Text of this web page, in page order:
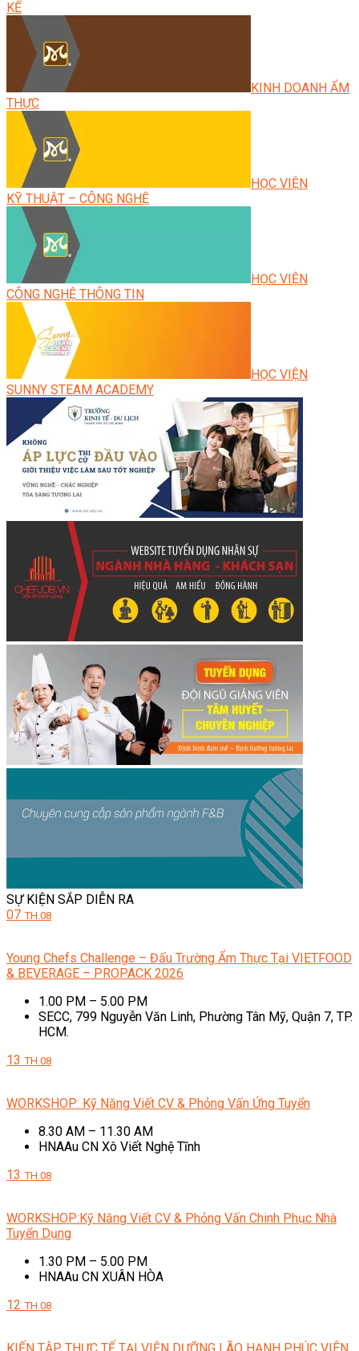
KẾ
KINH DOANH ẨM
THỰC
HỌC VIỆN
KỸ THUẬT – CÔNG NGHỆ
HỌC VIỆN
CÔNG NGHỆ THÔNG TIN
HỌC VIỆN
SUNNY STEAM ACADEMY
SỰ KIỆN SẮP DIỄN RA
07 TH.08
Young Chefs Challenge – Đấu Trường Ẩm Thực Tại VIETFOOD
& BEVERAGE – PROPACK 2026
1.00 PM – 5.00 PM
SECC, 799 Nguyễn Văn Linh, Phường Tân Mỹ, Quận 7, TP.
HCM.
13 TH.08
WORKSHOP: Kỹ Năng Viết CV & Phỏng Vấn Ứng Tuyển
8.30 AM – 11.30 AM
HNAAu CN Xô Viết Nghệ Tĩnh
13 TH.08
WORKSHOP:Kỹ Năng Viết CV & Phỏng Vấn Chinh Phục Nhà
Tuyển Dụng
1.30 PM – 5.00 PM
HNAAu CN XUÂN HÒA
12 TH.08